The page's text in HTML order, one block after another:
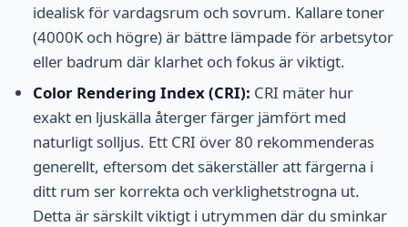
idealisk för vardagsrum och sovrum. Kallare toner
(4000K och högre) är bättre lämpade för arbetsytor
eller badrum där klarhet och fokus är viktigt.
Color Rendering Index (CRI): CRI mäter hur
exakt en ljuskälla återger färger jämfört med
naturligt solljus. Ett CRI över 80 rekommenderas
generellt, eftersom det säkerställer att färgerna i
ditt rum ser korrekta och verklighetstrogna ut.
Detta är särskilt viktigt i utrymmen där du sminkar